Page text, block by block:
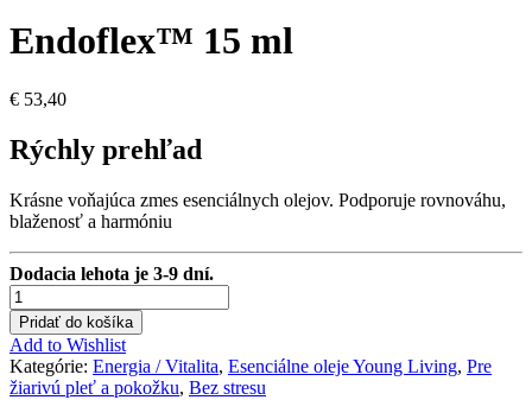
Endoflex™ 15 ml
€ 53,40
Rýchly prehľad
Krásne voňajúca zmes esenciálnych olejov. Podporuje rovnováhu,
blaženosť a harmóniu
Dodacia lehota je 3-9 dní.
Pridať do košíka
Add to Wishlist
Kategórie: Energia / Vitalita, Esenciálne oleje Young Living, Pre
žiarivú pleť a pokožku, Bez stresu